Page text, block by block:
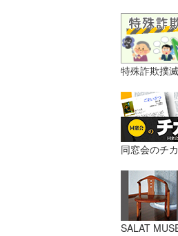
特殊詐欺撲
同窓会のチ
SALAT